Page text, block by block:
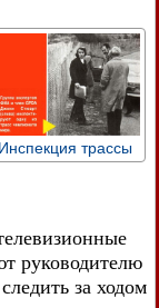
Инспекция трассы
руководителю
за ходом